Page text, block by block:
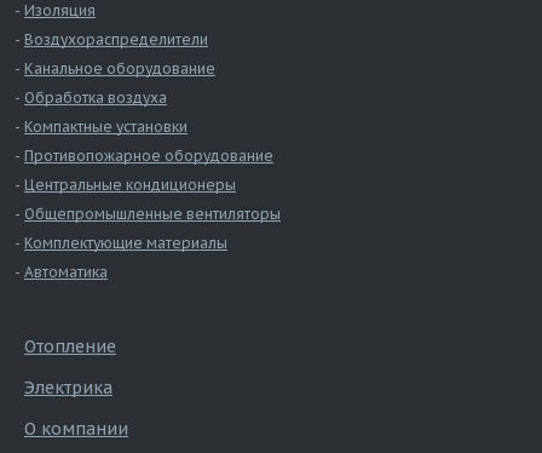
Изоляция
Воздухораспределители
Канальное оборудование
Обработка воздуха
Компактные установки
Противопожарное оборудование
Центральные кондиционеры
Общепромышленные вентиляторы
Комплектующие материалы
Автоматика
Отопление
Электрика
О компании